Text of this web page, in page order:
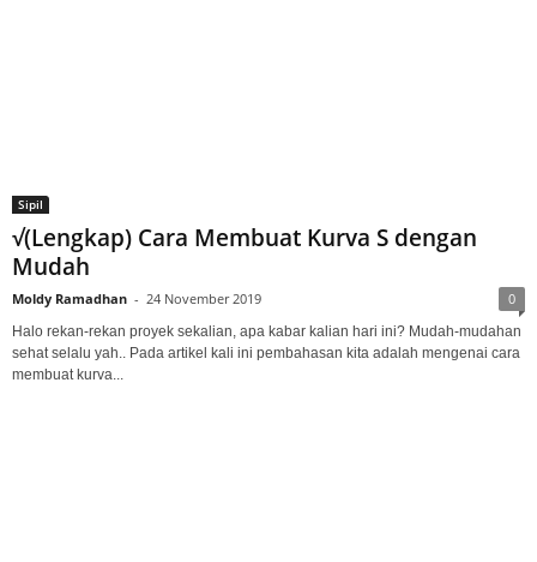
Sipil
√(Lengkap) Cara Membuat Kurva S dengan
Mudah
Moldy Ramadhan - 24 November 2019 0
Halo rekan-rekan proyek sekalian, apa kabar kalian hari ini? Mudah-mudahan
sehat selalu yah.. Pada artikel kali ini pembahasan kita adalah mengenai cara
membuat kurva...